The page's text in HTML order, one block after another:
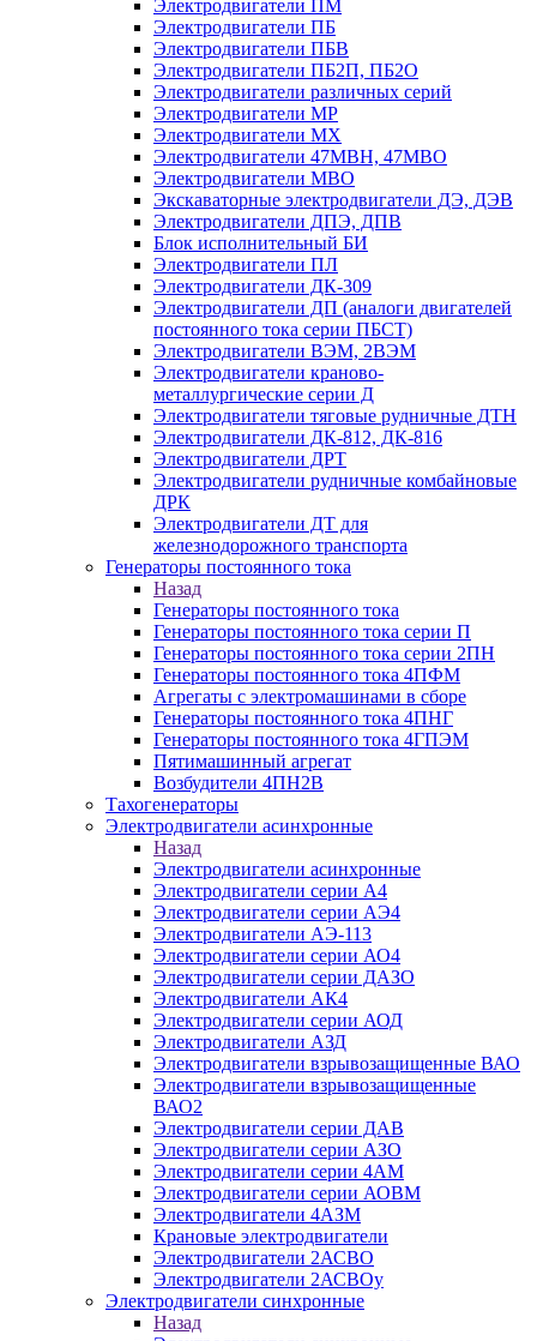
Электродвигатели ПМ
Электродвигатели ПБ
Электродвигатели ПБВ
Электродвигатели ПБ2П, ПБ2О
Электродвигатели различных серий
Электродвигатели МР
Электродвигатели MX
Электродвигатели 47MBH, 47МВО
Электродвигатели MBO
Экскаваторные электродвигатели ДЭ, ДЭВ
Электродвигатели ДПЭ, ДПВ
Блок исполнительный БИ
Электродвигатели ПЛ
Электродвигатели ДК-309
Электродвигатели ДП (аналоги двигателей
постоянного тока серии ПБСТ)
Электродвигатели ВЭМ, 2ВЭМ
Электродвигатели краново-
металлургические серии Д
Электродвигатели тяговые рудничные ДТН
Электродвигатели ДК-812, ДК-816
Электродвигатели ДРТ
Электродвигатели рудничные комбайновые
ДРК
Электродвигатели ДТ для
железнодорожного транспорта
Генераторы постоянного тока
Назад
Генераторы постоянного тока
Генераторы постоянного тока серии П
Генераторы постоянного тока серии 2ПН
Генераторы постоянного тока 4ПФМ
Агрегаты с электромашинами в сборе
Генераторы постоянного тока 4ПНГ
Генераторы постоянного тока 4ГПЭМ
Пятимашинный агрегат
Возбудители 4ПН2В
Тахогенераторы
Электродвигатели асинхронные
Назад
Электродвигатели асинхронные
Электродвигатели серии А4
Электродвигатели серии АЭ4
Электродвигатели АЭ-113
Электродвигатели серии АО4
Электродвигатели серии ДАЗО
Электродвигатели АК4
Электродвигатели серии АОД
Электродвигатели АЗД
Электродвигатели взрывозащищенные ВАО
Электродвигатели взрывозащищенные
ВАО2
Электродвигатели серии ДАВ
Электродвигатели серии АЗО
Электродвигатели серии 4АМ
Электродвигатели серии АОВМ
Электродвигатели 4АЗМ
Крановые электродвигатели
Электродвигатели 2АСВО
Электродвигатели 2АСВОу
Электродвигатели синхронные
Назад